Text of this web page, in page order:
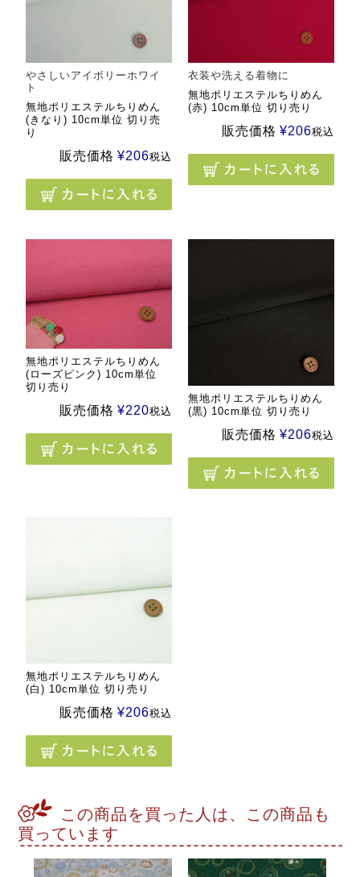
やさしいアイボリーホワイ
ト
無地ポリエステルちりめん
(きなり) 10cm単位 切り売
り
販売価格 ¥206税込
衣装や洗える着物に
無地ポリエステルちりめん
(赤) 10cm単位 切り売り
販売価格 ¥206税込
無地ポリエステルちりめん
(ローズピンク) 10cm単位
切り売り
販売価格 ¥220税込
無地ポリエステルちりめん
(黒) 10cm単位 切り売り
販売価格 ¥206税込
無地ポリエステルちりめん
(白) 10cm単位 切り売り
販売価格 ¥206税込
この商品を買った人は、この商品も
買っています